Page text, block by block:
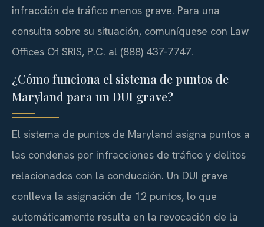
infracción de tráfico menos grave. Para una
consulta sobre su situación, comuníquese con Law
Offices Of SRIS, P.C. al (888) 437-7747.
¿Cómo funciona el sistema de puntos de
Maryland para un DUI grave?
El sistema de puntos de Maryland asigna puntos a
las condenas por infracciones de tráfico y delitos
relacionados con la conducción. Un DUI grave
conlleva la asignación de 12 puntos, lo que
automáticamente resulta en la revocación de la